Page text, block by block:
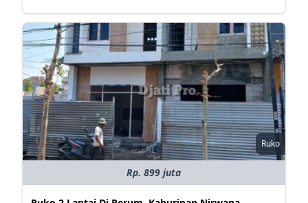
Ruko
Rp. 899 juta